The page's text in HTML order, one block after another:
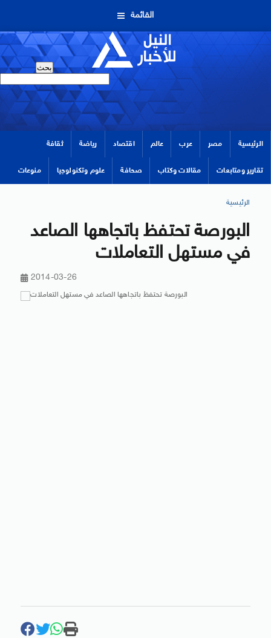
القائمة
الرئيسية مصر عرب عالم اقتصاد رياضة ثقافة
تقارير ومتابعات مقالات وكتاب صحافة علوم وتكنولوجيا منوعات
الرئيسية
البورصة تحتفظ باتجاهها الصاعد
في مستهل التعاملات
2014-03-26